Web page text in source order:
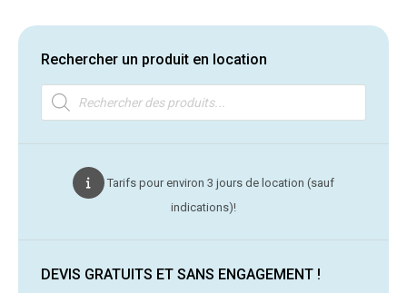
Rechercher un produit en location
Recherche
de
produits
Tarifs pour environ 3 jours de location (sauf
indications)!
DEVIS GRATUITS ET SANS ENGAGEMENT !